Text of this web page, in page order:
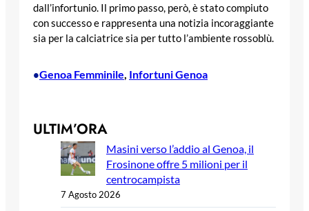
dall’infortunio. Il primo passo, però, è stato compiuto
con successo e rappresenta una notizia incoraggiante
sia per la calciatrice sia per tutto l’ambiente rossoblù.
•Genoa Femminile, Infortuni Genoa
ULTIM’ORA
Masini verso l’addio al Genoa, il
Frosinone offre 5 milioni per il
centrocampista
7 Agosto 2026